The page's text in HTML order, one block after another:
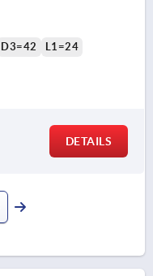
D3=42
L1=24
DETAILS